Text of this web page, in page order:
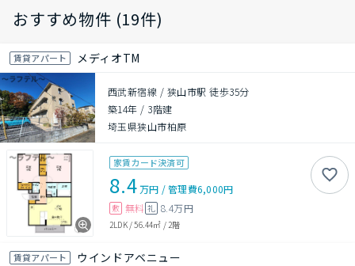
おすすめ物件 (19件)
賃貸アパート メディオTM
西武新宿線 / 狭山市駅 徒歩35分
築14年 / 3階建
埼玉県狭山市柏原
家賃カード決済可
8.4万円 /管理費6,000円
敷 無料 礼 8.4万円
2LDK/56.44㎡ /2階
賃貸アパート ウインドアベニュー